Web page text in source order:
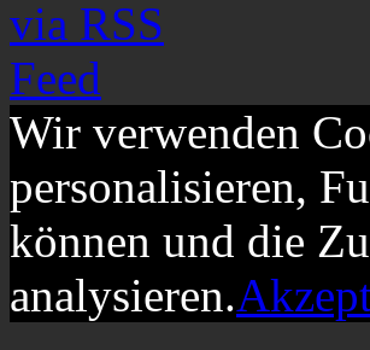
Wir verwenden
personalisieren,
können und die
analysieren.